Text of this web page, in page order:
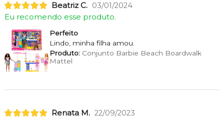
Beatriz C. 03/01/2024
Eu recomendo esse produto.
Perfeito
Lindo, minha filha amou.
Produto:Conjunto Barbie Beach Boardwalk
Mattel
Renata M. 22/09/2023